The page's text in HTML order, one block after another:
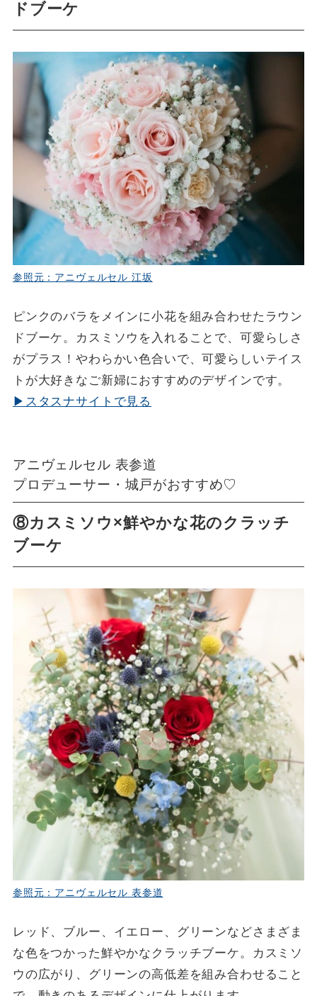
ドブーケ
参照元：アニヴェルセル 江坂
ピンクのバラをメインに小花を組み合わせたラウン
ドブーケ。カスミソウを入れることで、可愛らしさ
がプラス！やわらかい色合いで、可愛らしいテイス
トが大好きなご新婦におすすめのデザインです。
▶スタスナサイトで見る
アニヴェルセル 表参道
プロデューサー・城戸がおすすめ♡
⑧カスミソウ×鮮やかな花のクラッチ
ブーケ
参照元：アニヴェルセル 表参道
レッド、ブルー、イエロー、グリーンなどさまざま
な色をつかった鮮やかなクラッチブーケ。カスミソ
ウの広がり、グリーンの高低差を組み合わせること